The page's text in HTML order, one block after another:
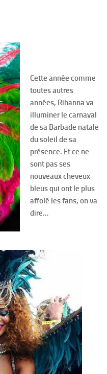
Cette année comme
toutes autres
années, Rihanna va
illuminer le carnaval
de sa Barbade natale
du soleil de sa
présence. Et ce ne
sont pas ses
nouveaux cheveux
bleus qui ont le plus
affolé les fans, on va
dire…